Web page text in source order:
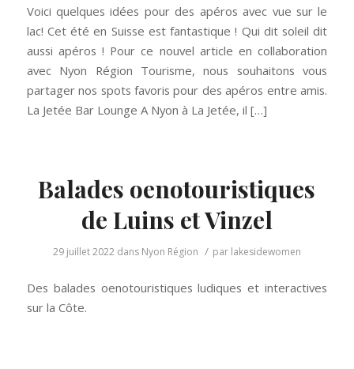
Voici quelques idées pour des apéros avec vue sur le
lac! Cet été en Suisse est fantastique ! Qui dit soleil dit
aussi apéros ! Pour ce nouvel article en collaboration
avec Nyon Région Tourisme, nous souhaitons vous
partager nos spots favoris pour des apéros entre amis.
La Jetée Bar Lounge A Nyon à La Jetée, il […]
Balades oenotouristiques
de Luins et Vinzel
29 juillet 2022 dans Nyon Région / par lakesidewomen
Des balades oenotouristiques ludiques et interactives
sur la Côte.